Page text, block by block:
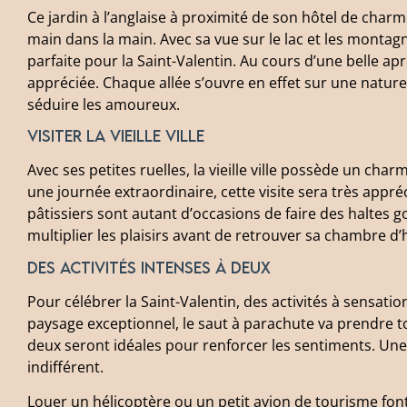
Ce jardin à l’anglaise à proximité de son hôtel de
main dans la main. Avec sa vue sur le lac et les
parfaite pour la Saint-Valentin. Au cours d’une belle
appréciée. Chaque allée s’ouvre en effet sur une
séduire les amoureux.
Visiter la vieille ville
Avec ses petites ruelles, la vieille ville possède un
une journée extraordinaire, cette visite sera très
pâtissiers sont autant d’occasions de faire des haltes
multiplier les plaisirs avant de retrouver sa chambre
Des activités intenses à deux
Pour célébrer la Saint-Valentin, des activités à
paysage exceptionnel, le saut à parachute va prendre
deux seront idéales pour renforcer les sentiments.
indifférent.
Louer un hélicoptère ou un petit avion de tourisme